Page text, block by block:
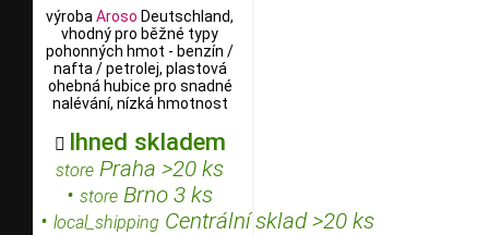
výroba Aroso Deutschland,
vhodný pro běžné typy
pohonných hmot - benzín /
nafta / petrolej, plastová
ohebná hubice pro snadné
nalévání, nízká hmotnost
 Ihned skladem
store Praha >20 ks
• store Brno 3 ks
• local_shipping Centrální sklad >20 ks